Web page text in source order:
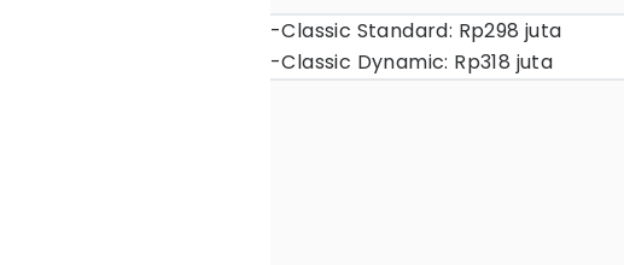
-Classic Standard: Rp298 juta
-Classic Dynamic: Rp318 juta